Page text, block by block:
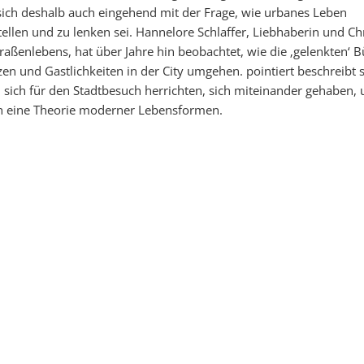
deshalb auch eingehend mit der Frage, wie urbanes Leben
und zu lenken sei. Hannelore Schlaffer, Liebhaberin und
hat über Jahre hin beobachtet, wie die ‚gelenkten‘
und Gastlichkeiten in der City umgehen. pointiert beschreibt
sich für den Stadtbesuch herrichten, sich miteinander gehaben,
eine Theorie moderner Lebensformen.